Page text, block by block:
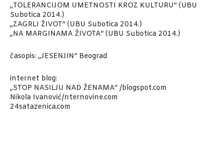
„TOLERANCIJOM UMETNOSTI KROZ KULTURU“ (UBU
Subotica 2014.)
„ZAGRLI ŽIVOT“ (UBU Subotica 2014.)
„NA MARGINAMA ŽIVOTA“ (UBU Subotica 2014.)
časopis: „JESENJIN“ Beograd
internet blog:
„STOP NASILJU NAD ŽENAMA“ /blogspot.com
Nikola Ivanović/nternovine.com
24satazenica.com